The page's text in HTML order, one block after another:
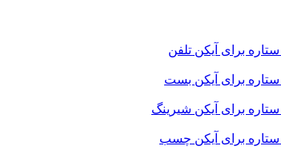
تلفن
بست
شیرینگ
چسب